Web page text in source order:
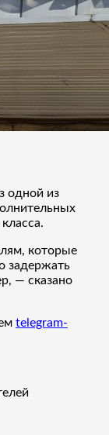
одной из
которые
задержать
— сказано
telegram-